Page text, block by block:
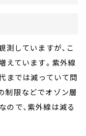
測していますが、こ
えています。紫外線
までは減っていて問
制限などでオゾン層
ので、紫外線は減る